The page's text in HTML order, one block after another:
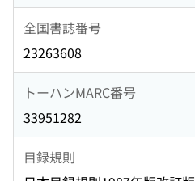
全国書誌番号
23263608
トーハンMARC番号
33951282
目録規則